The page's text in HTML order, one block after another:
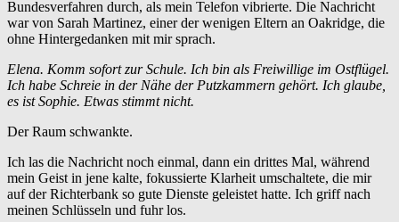
Bundesverfahren durch, als mein Telefon vibrierte. Die Nachricht
war von Sarah Martinez, einer der wenigen Eltern an Oakridge, die
ohne Hintergedanken mit mir sprach.
Elena. Komm sofort zur Schule. Ich bin als Freiwillige im Ostflügel.
Ich habe Schreie in der Nähe der Putzkammern gehört. Ich glaube,
es ist Sophie. Etwas stimmt nicht.
Der Raum schwankte.
Ich las die Nachricht noch einmal, dann ein drittes Mal, während
mein Geist in jene kalte, fokussierte Klarheit umschaltete, die mir
auf der Richterbank so gute Dienste geleistet hatte. Ich griff nach
meinen Schlüsseln und fuhr los.